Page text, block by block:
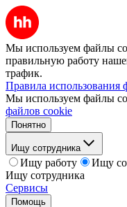
Мы используем файлы
правильную работу
трафик.
Правила использования
Мы используем файлы
файлов cookie
Понятно
Ищу сотрудника
Ищу работу
Ищу
Ищу сотрудника
Сервисы
Помощь